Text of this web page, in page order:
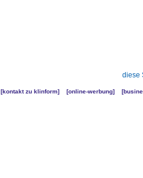
diese
[kontakt zu klinform] [online-werbung] [